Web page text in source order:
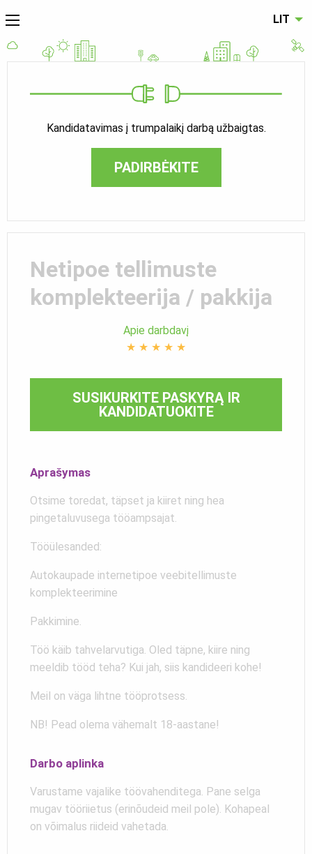
LIT
Kandidatavimas į trumpalaikį darbą užbaigtas.
PADIRBĖKITE
Netipoe tellimuste
komplekteerija / pakkija
Apie darbdavį
★ ★ ★ ★ ★
SUSIKURKITE PASKYRĄ IR
KANDIDATUOKITE
Aprašymas
Otsime toredat, täpset ja kiiret ning hea
pingetaluvusega tööampsajat.
Tööülesanded:
Autokaupade internetipoe veebitellimuste
komplekteerimine
Pakkimine.
Töö käib tahvelarvutiga. Oled täpne, kiire ning
meeldib tööd teha? Kui jah, siis kandideeri kohe!
Meil on väga lihtne tööprotsess.
NB! Pead olema vähemalt 18-aastane!
Darbo aplinka
Varustame vajalike töövahenditega. Pane selga
mugav tööriietus (erinõudeid meil pole). Kohapeal
on võimalus riideid vahetada.